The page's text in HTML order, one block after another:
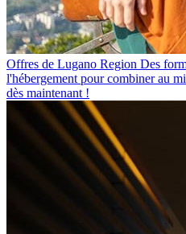
Offres de Lugano Region Des
l'hébergement pour combiner au
dès maintenant !